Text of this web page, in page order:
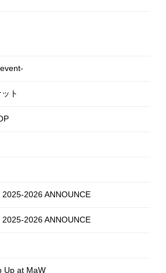
ト
2025-2026 ANNOUNCE
2025-2026 ANNOUNCE
Up at MaW